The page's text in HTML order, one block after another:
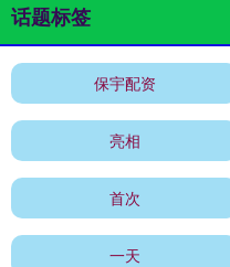
话题标签
保宇配资
亮相
首次
一天